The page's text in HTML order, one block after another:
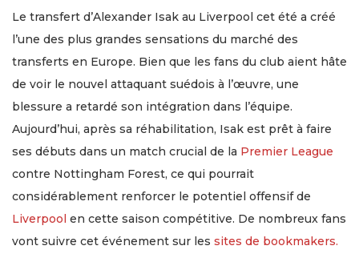
Le transfert d’Alexander Isak au Liverpool cet été a créé
l’une des plus grandes sensations du marché des
transferts en Europe. Bien que les fans du club aient hâte
de voir le nouvel attaquant suédois à l’œuvre, une
blessure a retardé son intégration dans l’équipe.
Aujourd’hui, après sa réhabilitation, Isak est prêt à faire
ses débuts dans un match crucial de la Premier League
contre Nottingham Forest, ce qui pourrait
considérablement renforcer le potentiel offensif de
Liverpool en cette saison compétitive. De nombreux fans
vont suivre cet événement sur les sites de bookmakers.